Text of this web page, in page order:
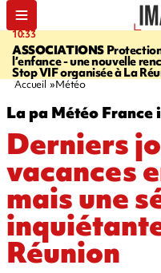
10:33
ASSOCIATIONS
l’enfance - une nouvelle
Stop VIF organisée à La
Accueil Météo
La pa Météo France
Derniers
vacances
mais une
Réunion